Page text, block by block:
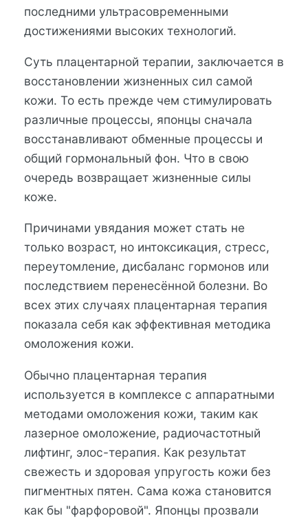
последними ультрасовременными
достижениями высоких технологий.
Суть плацентарной терапии, заключается в
восстановлении жизненных сил самой
кожи. То есть прежде чем стимулировать
различные процессы, японцы сначала
восстанавливают обменные процессы и
общий гормональный фон. Что в свою
очередь возвращает жизненные силы
коже.
Причинами увядания может стать не
только возраст, но интоксикация, стресс,
переутомление, дисбаланс гормонов или
последствием перенесённой болезни. Во
всех этих случаях плацентарная терапия
показала себя как эффективная методика
омоложения кожи.
Обычно плацентарная терапия
используется в комплексе с аппаратными
методами омоложения кожи, таким как
лазерное омоложение, радиочастотный
лифтинг, элос-терапия. Как результат
свежесть и здоровая упругость кожи без
пигментных пятен. Сама кожа становится
как бы "фарфоровой". Японцы прозвали